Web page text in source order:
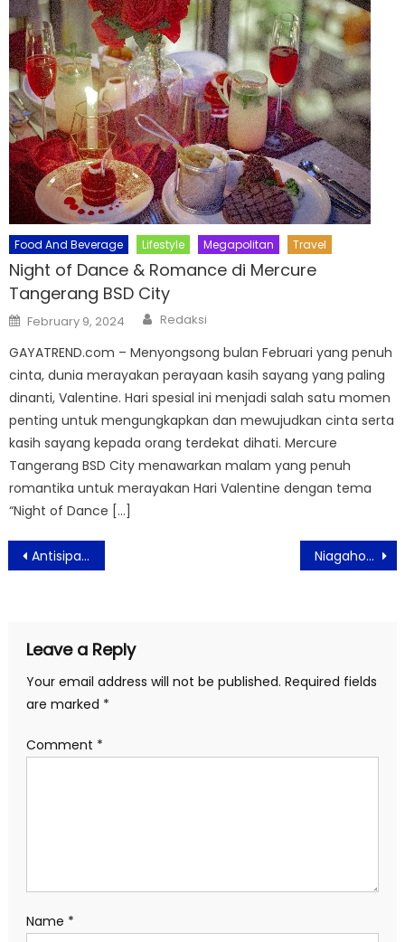
Food And Beverage Lifestyle Megapolitan Travel
Night of Dance & Romance di Mercure
Tangerang BSD City
Posted
on
February 9, 2024 Author
Redaksi
GAYATREND.com – Menyongsong bulan Februari yang penuh
cinta, dunia merayakan perayaan kasih sayang yang paling
dinanti, Valentine. Hari spesial ini menjadi salah satu momen
penting untuk mengungkapkan dan mewujudkan cinta serta
kasih sayang kepada orang terdekat dihati. Mercure
Tangerang BSD City menawarkan malam yang penuh
romantika untuk merayakan Hari Valentine dengan tema
“Night of Dance […]
Post
navigation
Antisipasi Virus Omicron, Pemerintah Lakukan Strategi Berlapis Niagahoster Virtual Career Fair, Ajak Jobseeker Memahami Dunia Kerja Era Digital
Leave a Reply
Your email address will not be published. Required fields
are marked *
Comment *
Name *